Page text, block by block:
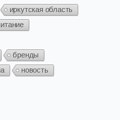
иркутская область
бренды
новость